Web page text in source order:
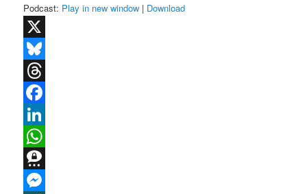
Podcast: Play in new window | Download
X
Bluesky
Threads
Facebook
LinkedIn
WhatsApp
Threema